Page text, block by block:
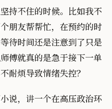
持不住的时候。比如我不
朋友帮帮忙，在预约的时
待时间还是注意到了只是
傅就真的是急于接下一单
耐烦导致情绪失控？
说，讲一个在高压政治环